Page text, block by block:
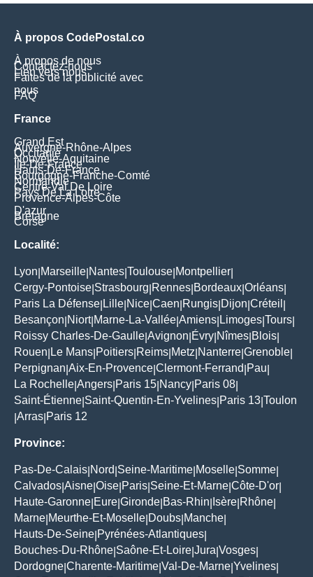
À propos CodePostal.co
À propos de nous
Contactez-nous
Lien vers nous
Faites de la publicité avec
nous
FAQ
France
Grand Est
Auvergne-Rhône-Alpes
Occitanie
Nouvelle-Aquitaine
Île-De-France
Hauts-De-France
Bourgogne-Franche-Comté
Normandie
Centre-Val De Loire
Pays De La Loire
Provence-Alpes-Côte
D'azur
Bretagne
Corse
Localité:
Lyon Marseille Nantes Toulouse Montpellier
Cergy-Pontoise Strasbourg Rennes Bordeaux Orléans
Paris La Défense Lille Nice Caen Rungis Dijon Créteil
Besançon Niort| Marne-La-Vallée Amiens Limoges Tours
Roissy Charles-De-Gaulle Avignon Évry Nîmes Blois
Rouen Le Mans Poitiers Reims Metz Nanterre Grenoble
Perpignan Aix-En-Provence Clermont-Ferrand Pau
La Rochelle Angers Paris 15 Nancy Paris 08
Saint-Étienne Saint-Quentin-En-Yvelines Paris 13 Toulon
Arras Paris 12
Province:
Pas-De-Calais Nord Seine-Maritime Moselle Somme
Calvados Aisne Oise Paris Seine-Et-Marne Côte-D'or
Haute-Garonne Eure Gironde Bas-Rhin Isère Rhône
Marne Meurthe-Et-Moselle Doubs Manche
Hauts-De-Seine Pyrénées-Atlantiques
Bouches-Du-Rhône Saône-Et-Loire Jura Vosges
Dordogne Charente-Maritime Val-De-Marne Yvelines